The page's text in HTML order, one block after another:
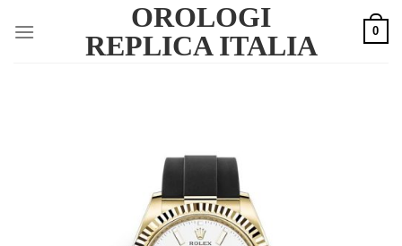
OROLOGI
REPLICA ITALIA
0